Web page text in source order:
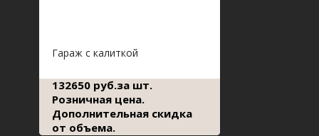
Гараж с калиткой
132650 руб.за шт.
Розничная цена.
Дополнительная скидка
от объема.